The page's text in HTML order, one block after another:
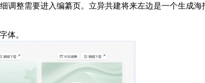
整需要进入编纂页。立异共建将来左边是一个生成海
体。